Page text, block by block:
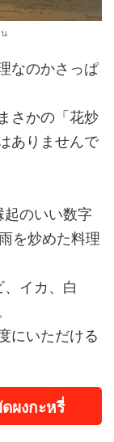
なのかさっぱ
さかの「花炒
ありませんで
のいい数字
を炒めた料理
イカ、白
にいただける
ผงกะหรี่